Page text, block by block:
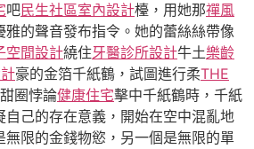
吧民生社區室內設計檯，用她那禪風
雅的聲音發布指令。她的蕾絲絲帶像
空間設計繞住牙醫診所設計牛土樂齡
豪的金箔千紙鶴，試圖進行柔THE
圈悖論健康住宅擊中千紙鶴時，千紙
自己的存在意義，開始在空中混亂地
無限的金錢物慾，另一個是無限的單